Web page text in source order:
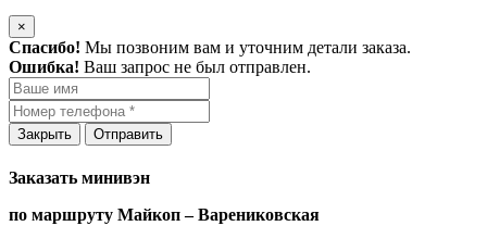
×
Спасибо! Мы позвоним вам и уточним детали заказа.
Ошибка! Ваш запрос не был отправлен.
Закрыть Отправить
Заказать минивэн
по маршруту Майкоп – Варениковская